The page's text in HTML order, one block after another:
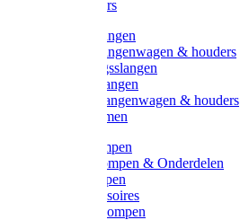
Regenmeters
Overige slangen
Overige slangenwagen & houders
Beregeningsslangen
Gardena slangen
Gardena slangenwagen & houders
Slangklemmen
Leader pompen
Zwengelpompen & Onderdelen
Ebara pompen
Pompaccessoires
Excellent pompen